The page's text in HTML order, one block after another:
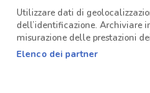
Utilizzare dati di
dell’identificazione. Archiviare
misurazione delle prestazioni
Elenco dei partner